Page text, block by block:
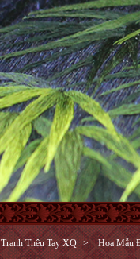
Tranh Thêu Tay XQ Hoa Mẫu